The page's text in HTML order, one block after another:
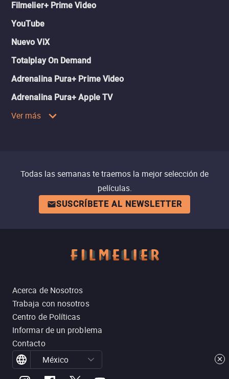
Filmelier+ Prime Video
YouTube
Nuevo ViX
Totalplay On Demand
Adrenalina Pura+ Prime Video
Adrenalina Pura+ Apple TV
Ver más
Todas las semanas te traemos la mejor selección de
películas.
SUSCRÍBETE AL NEWSLETTER
Acerca de Nosotros
Trabaja con nosotros
Centro de Políticas
Informar de un problema
Contacto
México